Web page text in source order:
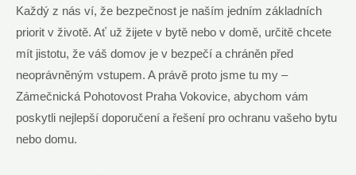
Každý ⁣z nás ví, že bezpečnost je ⁢naším jedním základních
priorit‌ v životě. Ať už žijete ⁣v bytě ​nebo v domě, určitě ‍chcete
mít jistotu, že​ váš domov je ‌v bezpečí a⁣ chráněn před
neoprávněným ⁢vstupem. ⁢A právě proto jsme tu my –
Zámečnická ​Pohotovost Praha ⁣Vokovice, abychom vám⁤
poskytli nejlepší doporučení a řešení pro ochranu ⁢vašeho bytu
nebo domu.